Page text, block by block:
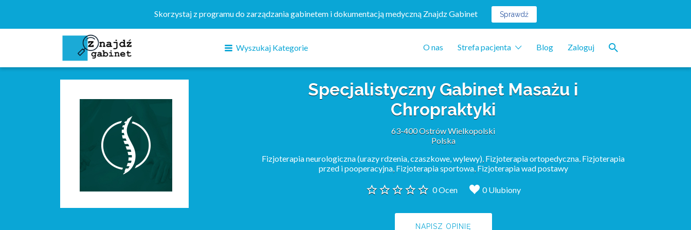
Skorzystaj z programu do zarządzania gabinetem i dokumentacją medyczną Znajdz Gabinet Sprawdź
Wyszukaj Kategorie O nas Strefa pacjenta Blog Zaloguj
Specjalistyczny Gabinet Masażu i
Chropraktyki
63-400 Ostrów Wielkopolski
Polska
Fizjoterapia neurologiczna (urazy rdzenia, czaszkowe, wylewy), Fizjoterapia ortopedyczna, Fizjoterapia
przed i pooperacyjna, Fizjoterapia sportowa, Fizjoterapia wad postawy
0 Ocen 0 Ulubiony
NAPISZ OPINIĘ